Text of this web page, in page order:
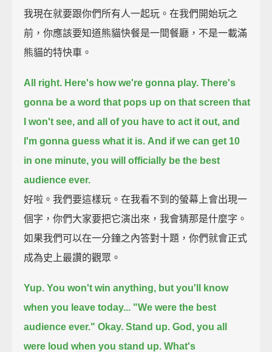
我現在就要跟你們所有人一起玩。在我們開始玩之
前，你應該要知道熊貓快餐是一間餐廳，不是一載滿
熊貓的特快車。
All right. Here's how we're gonna play. There's
gonna be a word that pops up on that screen that
I won't see, and all of you have to act it out, and
I'm gonna guess what it is. And if we can get 10
in one minute, you will officially be the best
audience ever.
好啦。我們要這樣玩。在我看不到的螢幕上會出現一
個字，你們大家要把它演出來，我會猜那是什麼字。
如果我們可以在一分鐘之內答對十題，你們就會正式
成為史上最讚的觀眾。
Yup. You won't win anything, but you'll know
when you leave today... "We were the best
audience ever." Okay. Stand up. God, you all
were loud when you stand up. What's